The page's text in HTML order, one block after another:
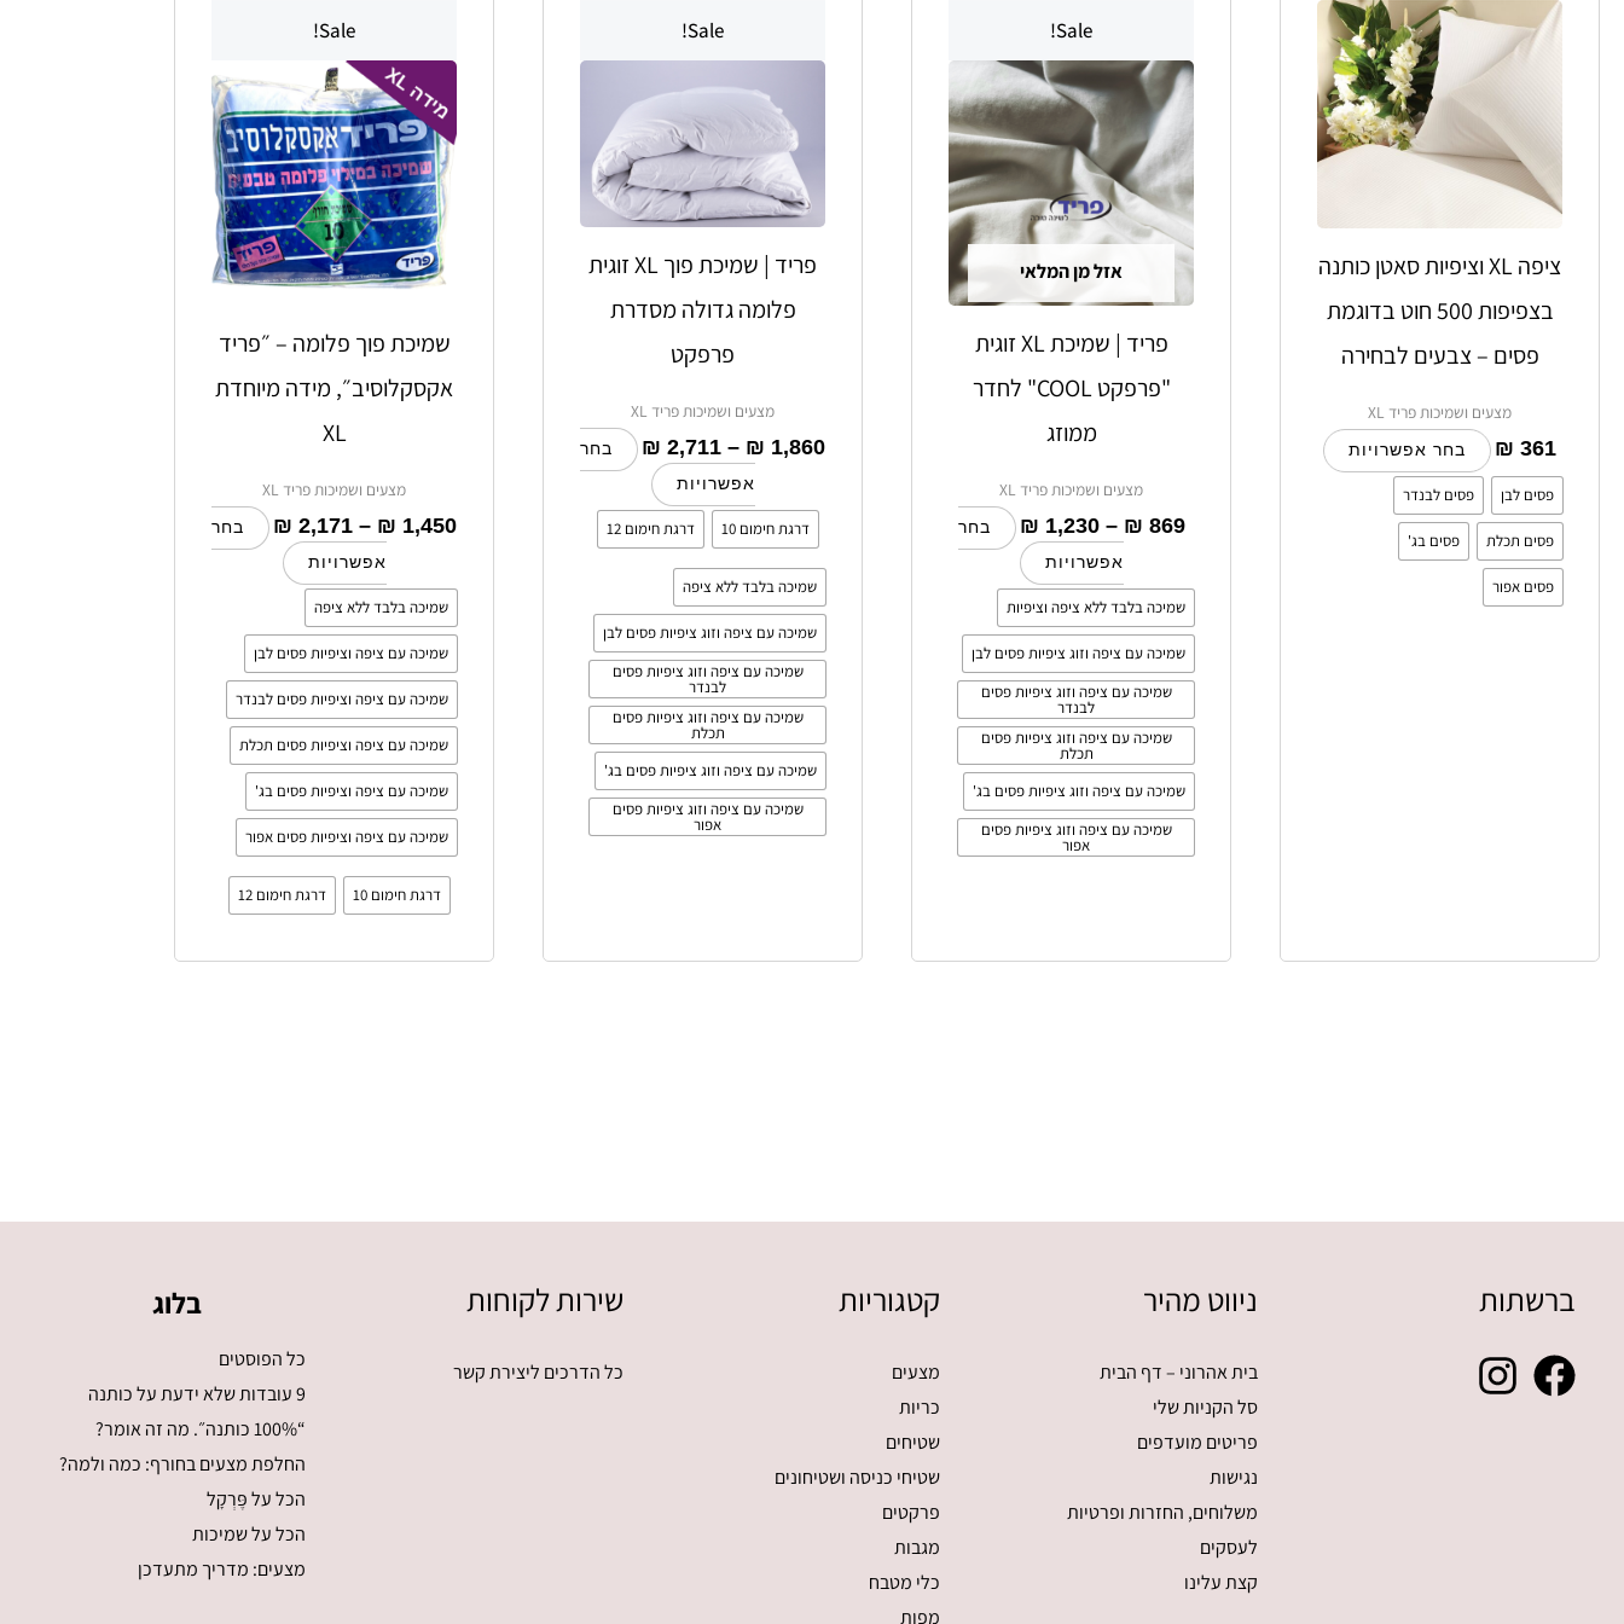
ציפה XL וציפיות סאטן כותנה
בצפיפות 500 חוט בדוגמת
פסים – צבעים לבחירה
מצעים ושמיכות פריד XL
₪ 361 בחר אפשרויות
מספר
סוגים.
ניתן
את
האפשרויות
פסים לבן פסים לבנדר
פסים תכלת פסים בג'
פסים אפור
Sale!
אזל מן המלאי
פריד | שמיכת XL זוגית
"פרפקט COOL" לחדר
ממוזג
מצעים ושמיכות פריד XL
₪ 869
–
₪ 1,230
עד
⁦₪ 1,230⁩
בחר
אפשרויות
מספר
סוגים.
ניתן
לבחור
את
האפשרויות
שמיכה בלבד ללא ציפה וציפיות
שמיכה עם ציפה וזוג ציפיות פסים לבן
שמיכה עם ציפה וזוג ציפיות פסים
לבנדר
שמיכה עם ציפה וזוג ציפיות פסים
תכלת
שמיכה עם ציפה וזוג ציפיות פסים בג'
שמיכה עם ציפה וזוג ציפיות פסים
אפור
Sale!
פריד | שמיכת פוך XL זוגית
פלומה גדולה מסדרת
פרפקט
מצעים ושמיכות פריד XL
₪ 1,860
–
₪ 2,711
עד
בחר
אפשרויות
סוגים.
ניתן
לבחור
את
האפשרויות
דרגת חימום 10 דרגת חימום 12
שמיכה בלבד ללא ציפה
שמיכה עם ציפה וזוג ציפיות פסים לבן
שמיכה עם ציפה וזוג ציפיות פסים
לבנדר
שמיכה עם ציפה וזוג ציפיות פסים
תכלת
שמיכה עם ציפה וזוג ציפיות פסים בג'
שמיכה עם ציפה וזוג ציפיות פסים
אפור
Sale!
שמיכת פוך פלומה – ״פריד
אקסקלוסיב״, מידה מיוחדת
XL
מצעים ושמיכות פריד XL
₪ 1,450
–
₪ 2,171 בחר
אפשרויות
מספר
סוגים.
ניתן
לבחור
את
האפשרויות
המוצר
שמיכה בלבד ללא ציפה
שמיכה עם ציפה וציפיות פסים לבן
שמיכה עם ציפה וציפיות פסים לבנדר
שמיכה עם ציפה וציפיות פסים תכלת
שמיכה עם ציפה וציפיות פסים בג'
שמיכה עם ציפה וציפיות פסים אפור
דרגת חימום 10 דרגת חימום 12
ברשתות ניווט מהיר
בית אהרוני – דף הבית
סל הקניות שלי
פריטים מועדפים
נגישות
משלוחים, החזרות ופרטיות
לעסקים
קצת עלינו
קטגוריות
מצעים
כריות
שטיחים
שטיחי כניסה ושטיחונים
פרקטים
מגבות
כלי מטבח
מפות
שירות לקוחות
כל הדרכים ליצירת קשר
בלוג
כל הפוסטים
9 עובדות שלא ידעת על כותנה
“100% כותנה״. מה זה אומר?
החלפת מצעים בחורף: כמה ולמה?
הכל על פֶּרְקָל
הכל על שמיכות
מצעים: מדריך מתעדכן